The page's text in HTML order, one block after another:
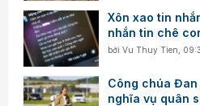
Xôn xao tin
nhắn tin chê
bởiVu Thuy Tien
Công chúa Đan
nghĩa vụ quân